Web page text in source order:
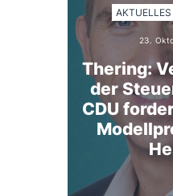
AKTUELLES
23.
Thering:
der
CDU